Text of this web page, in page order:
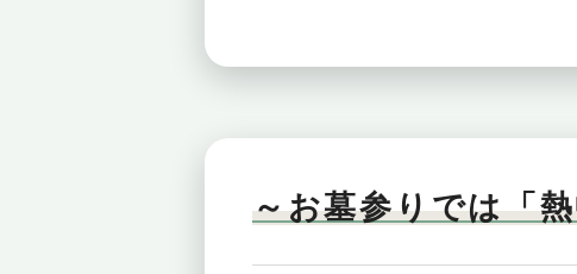
～お墓参りでは「